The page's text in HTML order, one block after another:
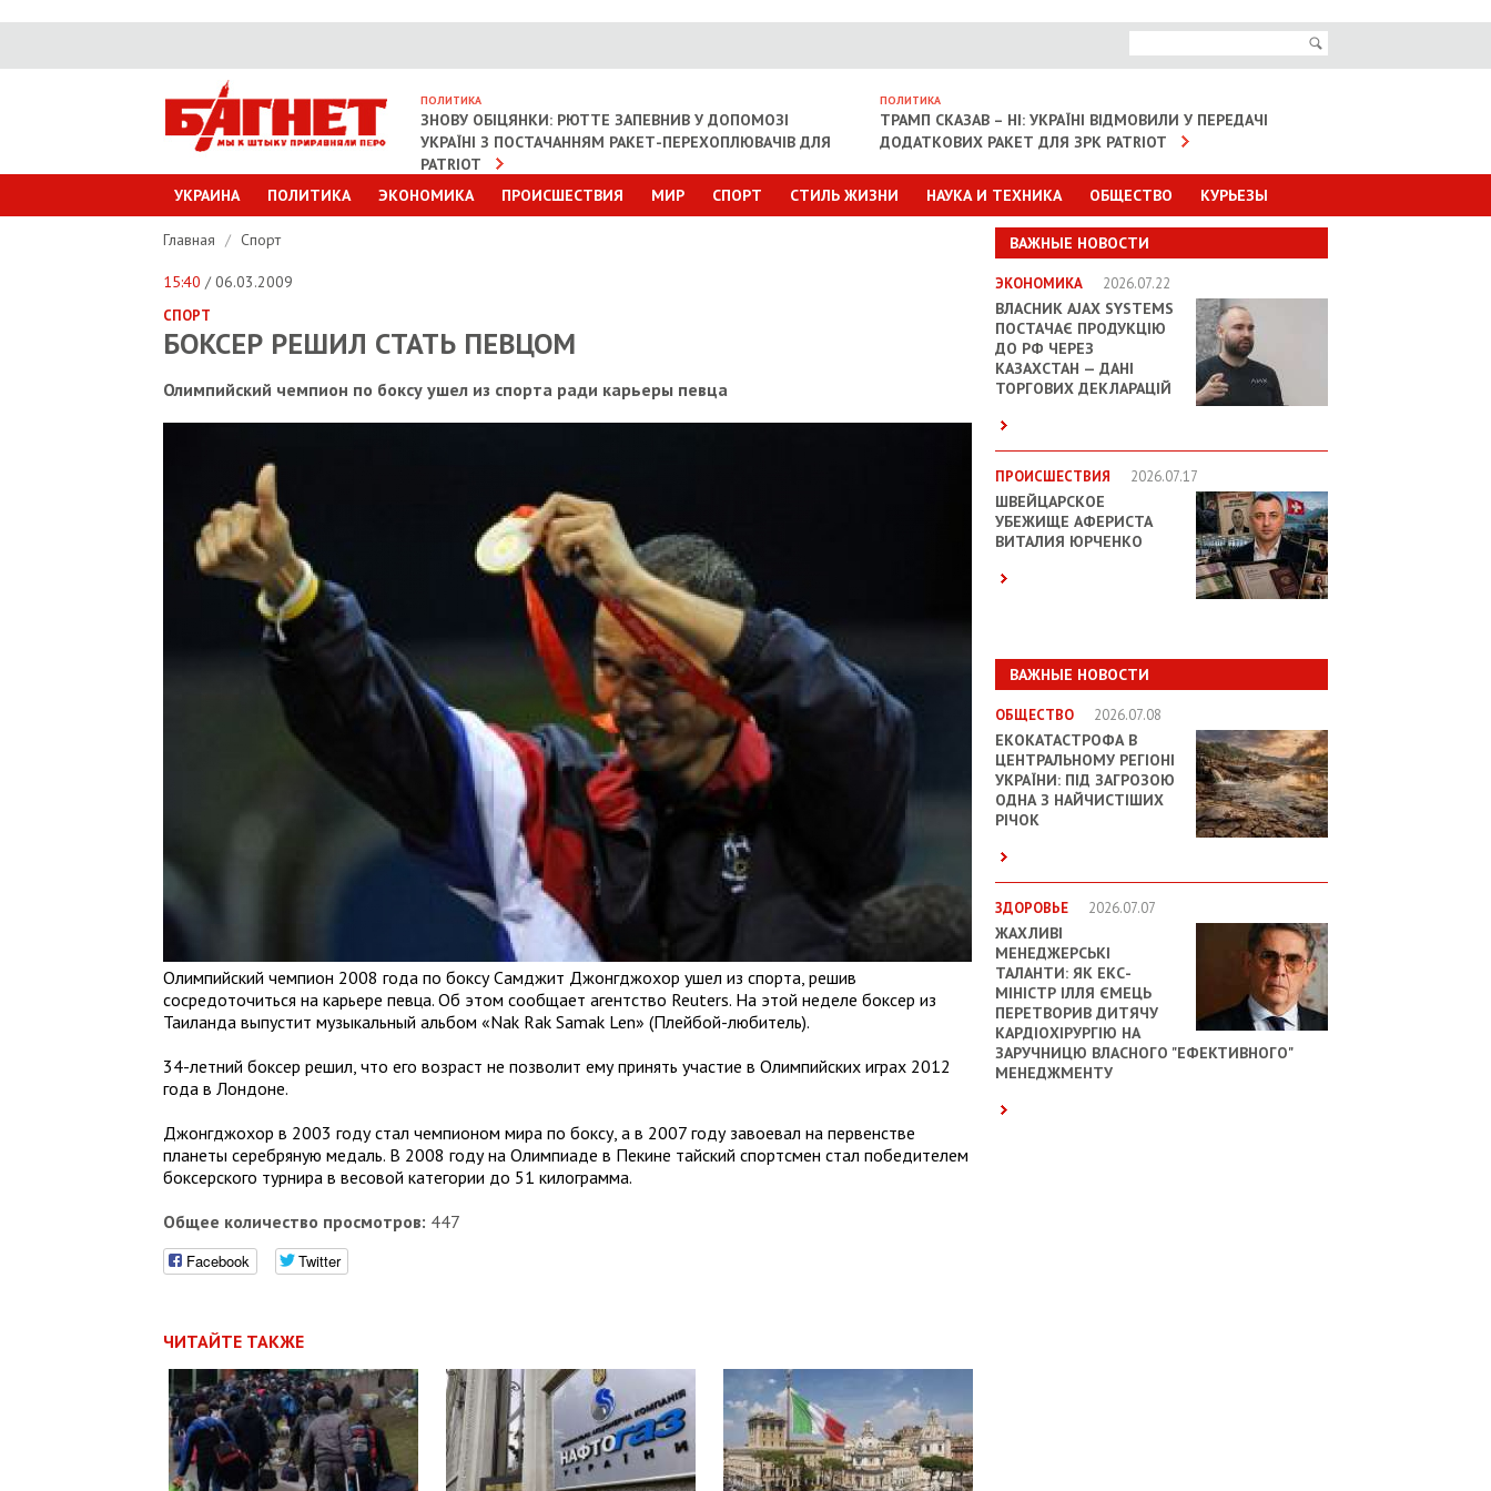
ПОЛИТИКА
ЗНОВУ ОБІЦЯНКИ: РЮТТЕ ЗАПЕВНИВ У ДОПОМОЗІ
УКРАЇНІ З ПОСТАЧАННЯМ РАКЕТ-ПЕРЕХОПЛЮВАЧІВ ДЛЯ
PATRIOT
ПОЛИТИКА
ТРАМП СКАЗАВ – НІ: УКРАЇНІ ВІДМОВИЛИ У ПЕРЕДАЧІ
ДОДАТКОВИХ РАКЕТ ДЛЯ ЗРК PATRIOT
УКРАИНА ПОЛИТИКА ЭКОНОМИКА ПРОИСШЕСТВИЯ МИР СПОРТ СТИЛЬ ЖИЗНИ НАУКА И ТЕХНИКА ОБЩЕСТВО КУРЬЕЗЫ
ВАЖНЫЕ НОВОСТИ
ЭКОНОМИКА 2026.07.22
ВЛАСНИК AJAX SYSTEMS
ПОСТАЧАЄ ПРОДУКЦІЮ
ДО РФ ЧЕРЕЗ
КАЗАХСТАН — ДАНІ
ТОРГОВИХ ДЕКЛАРАЦІЙ
ПРОИСШЕСТВИЯ 2026.07.17
ШВЕЙЦАРСКОЕ
УБЕЖИЩЕ АФЕРИСТА
ВИТАЛИЯ ЮРЧЕНКО
ВАЖНЫЕ НОВОСТИ
ОБЩЕСТВО 2026.07.08
ЕКОКАТАСТРОФА В
ЦЕНТРАЛЬНОМУ РЕГІОНІ
УКРАЇНИ: ПІД ЗАГРОЗОЮ
ОДНА З НАЙЧИСТІШИХ
РІЧОК
ЗДОРОВЬЕ 2026.07.07
ЖАХЛИВІ
МЕНЕДЖЕРСЬКІ
ТАЛАНТИ: ЯК ЕКС-
МІНІСТР ІЛЛЯ ЄМЕЦЬ
ПЕРЕТВОРИВ ДИТЯЧУ
КАРДІОХІРУРГІЮ НА
ЗАРУЧНИЦЮ ВЛАСНОГО "ЕФЕКТИВНОГО"
МЕНЕДЖМЕНТУ
Главная / Спорт
15:40 / 06.03.2009
СПОРТ
БОКСЕР РЕШИЛ СТАТЬ ПЕВЦОМ
Олимпийский чемпион по боксу ушел из спорта ради карьеры певца
Олимпийский чемпион 2008 года по боксу Самджит Джонгджохор ушел из спорта, решив
сосредоточиться на карьере певца. Об этом сообщает агентство Reuters. На этой неделе боксер из
Таиланда выпустит музыкальный альбом «Nak Rak Samak Len» (Плейбой-любитель).
34-летний боксер решил, что его возраст не позволит ему принять участие в Олимпийских играх 2012
года в Лондоне.
Джонгджохор в 2003 году стал чемпионом мира по боксу, а в 2007 году завоевал на первенстве
планеты серебряную медаль. В 2008 году на Олимпиаде в Пекине тайский спортсмен стал победителем
боксерского турнира в весовой категории до 51 килограмма.
Общее количество просмотров: 447
Facebook Twitter
ЧИТАЙТЕ ТАКЖЕ